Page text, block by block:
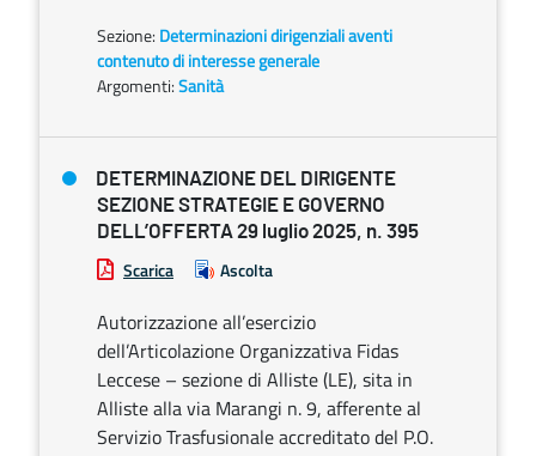
Sezione: Determinazioni dirigenziali aventi
contenuto di interesse generale
Argomenti:Sanità
DETERMINAZIONE DEL DIRIGENTE
SEZIONE STRATEGIE E GOVERNO
DELL’OFFERTA 29 luglio 2025, n. 395
Scarica Ascolta
Autorizzazione all’esercizio
dell’Articolazione Organizzativa Fidas
Leccese – sezione di Alliste (LE), sita in
Alliste alla via Marangi n. 9, afferente al
Servizio Trasfusionale accreditato del P.O.